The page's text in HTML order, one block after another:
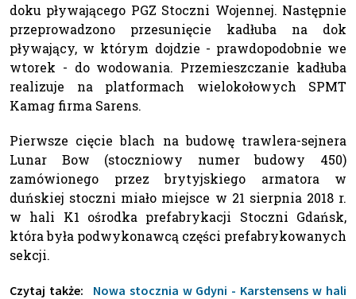
doku pływającego PGZ Stoczni Wojennej. Następnie
przeprowadzono przesunięcie kadłuba na dok
pływający, w którym dojdzie - prawdopodobnie we
wtorek - do wodowania. Przemieszczanie kadłuba
realizuje na platformach wielokołowych SPMT
Kamag firma Sarens.
Pierwsze cięcie blach na budowę trawlera-sejnera
Lunar Bow (stoczniowy numer budowy 450)
zamówionego przez brytyjskiego armatora w
duńskiej stoczni miało miejsce w 21 sierpnia 2018 r.
w hali K1 ośrodka prefabrykacji Stoczni Gdańsk,
która była podwykonawcą części prefabrykowanych
sekcji.
Czytaj także:
Nowa stocznia w Gdyni - Karstensens w hali